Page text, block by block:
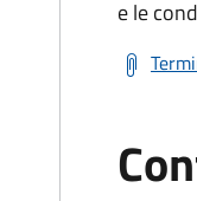
e le